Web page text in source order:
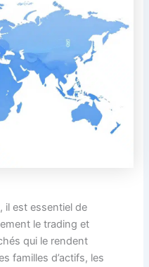
il est essentiel de
le trading et
qui le rendent
familles d’actifs, les